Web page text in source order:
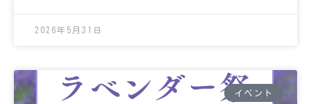
2026年5月31日
イベント